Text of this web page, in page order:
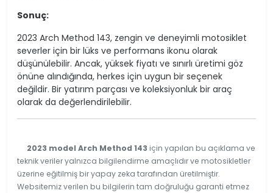
Sonuç:
2023 Arch Method 143, zengin ve deneyimli motosiklet
severler için bir lüks ve performans ikonu olarak
düşünülebilir. Ancak, yüksek fiyatı ve sınırlı üretimi göz
önüne alındığında, herkes için uygun bir seçenek
değildir. Bir yatırım parçası ve koleksiyonluk bir araç
olarak da değerlendirilebilir.
2023 model Arch Method 143 için yapılan bu açıklama ve
teknik veriler yalnızca bilgilendirme amaçlıdır ve motosikletler
üzerine eğitilmiş bir yapay zeka tarafından üretilmiştir.
Websitemiz verilen bu bilgilerin tam doğruluğu garanti etmez